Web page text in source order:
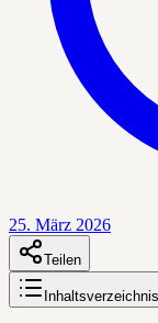
25. März 2026
Teilen
Inhaltsverzeichnis